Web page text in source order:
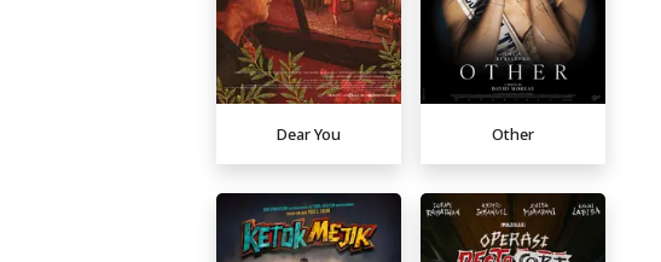
Dear You Other